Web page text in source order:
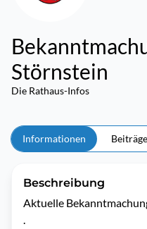
Störnstein
Die Rathaus-Infos
Informationen Beiträge
Beschreibung
Aktuelle
.